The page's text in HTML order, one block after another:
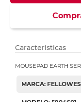
Características
MOUSEPAD EARTH
MARCA: FELLOWES